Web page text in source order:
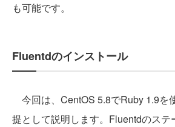
も可能です。
Fluentdのインストール
今回は、CentOS 5.8でRuby 1.9を
提として説明します。Fluentdのステ